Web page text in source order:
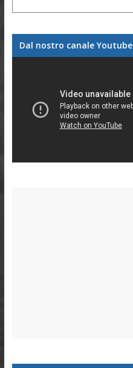
Dal nostro canale Youtube